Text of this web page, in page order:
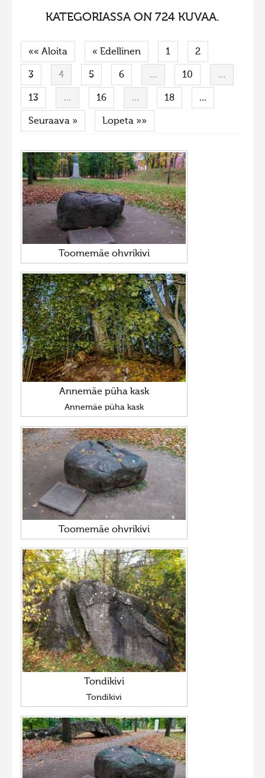
Hiite kuvavõistlus 2017
Hiite kuvavõistlus 2016
Hiite kuvavõistlus 2015
Hiite kuvavõistlus 2014
Hiite kuvavõistlus 2013
Hiite kuvavõistlus 2012
Hiite kuvavõistlus 2011
Hiite kuvavõistlus 2010
Hiite kuvavõistlus 2009
Hiite kuvavõistlus 2008
KATEGORIASSA ON 724 KUVAA.
«« Aloita « Edellinen 1 2
3 4 5 6 … 10 …
13 … 16 … 18 ...
Seuraava » Lopeta »»
Toomemäe ohvrikivi
Annemäe püha kask
Annemäe püha kask
Toomemäe ohvrikivi
Tondikivi
Tondikivi